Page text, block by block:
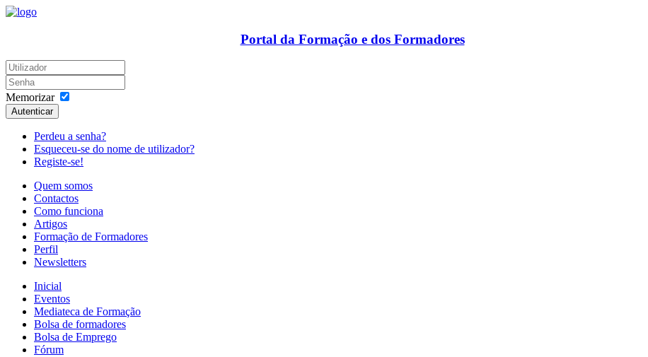
Portal da Formação e dos Formadores
Memorizar
Autenticar
Perdeu a senha?
Esqueceu-se do nome de utilizador?
Registe-se!
Quem somos
Contactos
Como funciona
Artigos
Formação de Formadores
Perfil
Newsletters
Inicial
Eventos
Mediateca de Formação
Bolsa de formadores
Bolsa de Emprego
Fórum